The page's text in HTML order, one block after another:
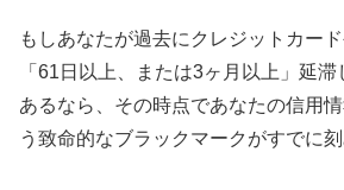
もしあなたが過去にクレジットカー
「61日以上、または3ヶ月以上」延
あるなら、その時点であなたの信用
う致命的なブラックマークがすでに